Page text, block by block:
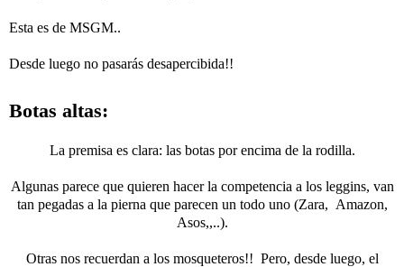
Esta es de MSGM..
Desde luego no pasarás desapercibida!!
Botas altas:
La premisa es clara: las botas por encima de la rodilla.
Algunas parece que quieren hacer la competencia a los leggins, van
tan pegadas a la pierna que parecen un todo uno (Zara, Amazon,
Asos,,..).
Otras nos recuerdan a los mosqueteros!! Pero, desde luego, el